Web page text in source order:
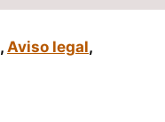
, Aviso legal,